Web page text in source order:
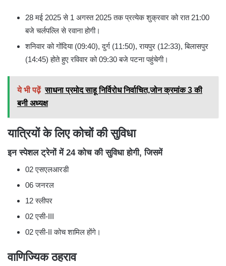
28 मई 2025 से 1 अगस्त 2025 तक प्रत्येक शुक्रवार को रात 21:00
बजे चर्लपल्लि से रवाना होगी।
शनिवार को गोंदिया (09:40), दुर्ग (11:50), रायपुर (12:33), बिलासपुर
(14:45) होते हुए रविवार को 09:30 बजे पटना पहुंचेगी।
ये भी पढ़ें साधना प्रमोद साहू निर्विरोध निर्वाचित,जोन क्रमांक 3 की
बनी अध्यक्ष
यात्रियों के लिए कोचों की सुविधा
इन स्पेशल ट्रेनों में 24 कोच की सुविधा होगी, जिसमें
02 एसएलआरडी
06 जनरल
12 स्लीपर
02 एसी-III
02 एसी-II कोच शामिल होंगे।
वाणिज्यिक ठहराव